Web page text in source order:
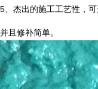
5 、杰出的施工工艺性，
并且修补简单。